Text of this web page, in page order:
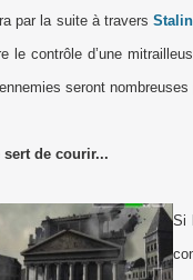
par la suite à travers
le contrôle d’une
seront
sert de courir...
Si